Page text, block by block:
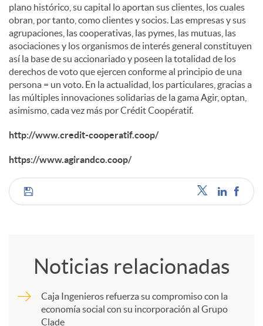
plano histórico, su capital lo aportan sus clientes, los cuales
obran, por tanto, como clientes y socios. Las empresas y sus
agrupaciones, las cooperativas, las pymes, las mutuas, las
asociaciones y los organismos de interés general constituyen
así la base de su accionariado y poseen la totalidad de los
derechos de voto que ejercen conforme al principio de una
persona = un voto. En la actualidad, los particulares, gracias a
las múltiples innovaciones solidarias de la gama Agir, optan,
asimismo, cada vez más por Crédit Coopératif.
http://www.credit-cooperatif.coop/
https://www.agirandco.coop/
C
Noticias relacionadas
Caja Ingenieros refuerza su compromiso con la
economía social con su incorporación al Grupo
Clade